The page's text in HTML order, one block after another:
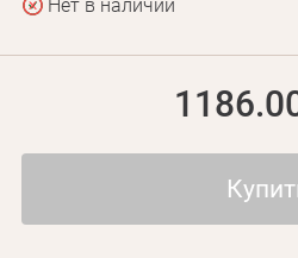
Нет в наличии